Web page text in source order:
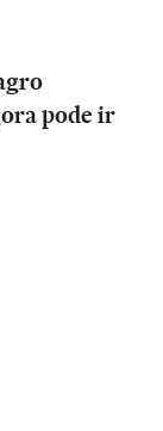
pode ir